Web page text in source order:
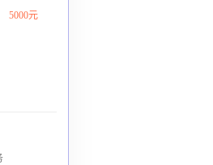
5000元